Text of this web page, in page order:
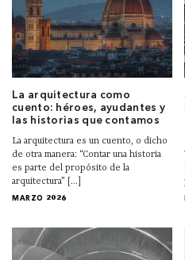
La arquitectura como
cuento: héroes, ayudantes y
las historias que contamos
La arquitectura es un cuento, o dicho
de otra manera: “Contar una historia
es parte del propósito de la
arquitectura” [...]
MARZO 2026